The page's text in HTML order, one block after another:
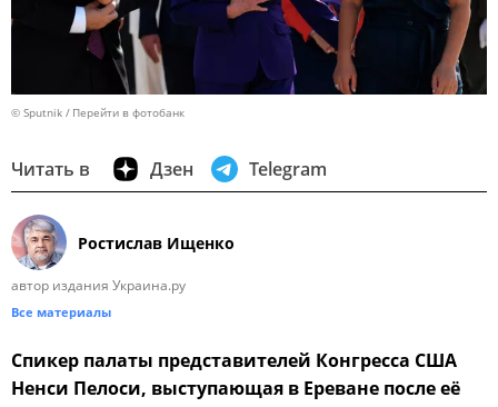
© Sputnik Перейти в фотобанк
Читать в Дзен Telegram
Ростислав Ищенко
автор издания Украина.ру
Все материалы
Спикер палаты представителей Конгресса США
Ненси Пелоси, выступающая в Ереване после её